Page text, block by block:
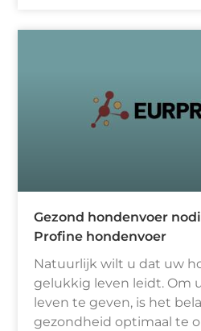
Gezond hondenvoer
Profine hondenvoer
Natuurlijk wilt u dat uw
gelukkig leven leidt. Om
leven te geven, is het
gezondheid optimaal te